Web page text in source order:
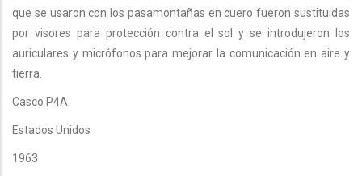
que se usaron con los pasamontañas en cuero fueron sustituidas
por visores para protección contra el sol y se introdujeron los
auriculares y micrófonos para mejorar la comunicación en aire y
tierra.
Casco P4A
Estados Unidos
1963